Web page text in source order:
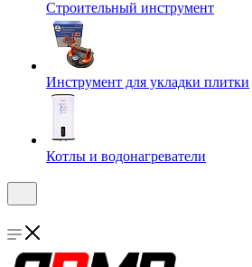
Строительный инструмент
Инструмент для укладки плитки
Котлы и водонагреватели